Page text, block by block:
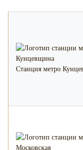
Станция метро